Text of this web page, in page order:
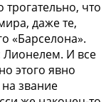
трогательно, что
даже те,
«Барселона».
Лионелем. И все
этого явно
звание